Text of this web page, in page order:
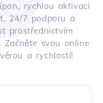
rychlou aktivaci
24/7 podporu a
prostřednictvím
Začněte svou online
a rychlostí!